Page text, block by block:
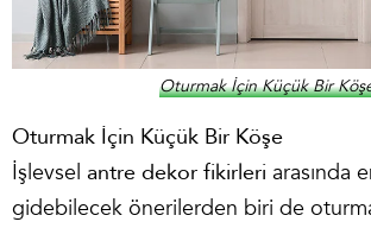
Oturmak İçin Küçük Bir
Oturmak İçin Küçük Bir Köşe
İşlevsel antre dekor fikirleri arasında
gidebilecek önerilerden biri de